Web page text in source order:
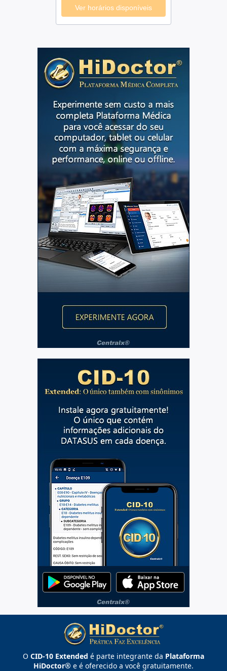
Ver horários disponíveis
O CID-10 Extended é parte integrante da Plataforma
HiDoctor® e é oferecido a você gratuitamente.